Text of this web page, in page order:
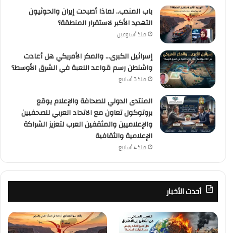
باب المندب.. لماذا أصبحت إيران والحوثيون
التهديد الأكبر لاستقرار المنطقة؟
منذ أسبوعين
إسرائيل الكبرى… والمكر الأمريكي هل أعادت
واشنطن رسم قواعد اللعبة في الشرق الأوسط؟
منذ 3 أسابيع
المنتدى الدولي للصحافة والإعلام يوقع
بروتوكول تعاون مع الاتحاد العربي للصحفيين
والإعلاميين والمثقفين العرب لتعزيز الشراكة
الإعلامية والثقافية
منذ 4 أسابيع
أحدث الأخبار